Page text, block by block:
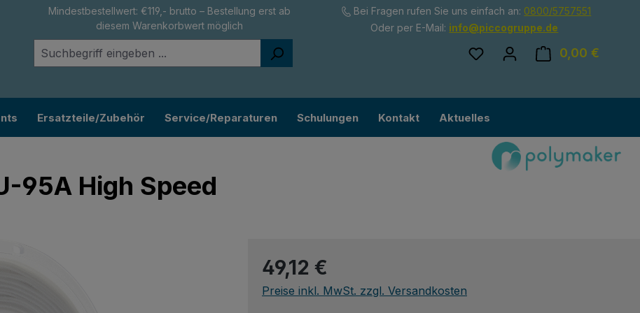
Mindestbestellwert: €119,- brutto – Bestellung erst ab
diesem Warenkorbwert möglich
Bei Fragen rufen Sie uns einfach an: 0800/5757551
Oder per E-Mail: info@piccogruppe.de
Du hast 0 Produkte auf
0,00 €
Ersatzteile/Zubehör Service/Reparaturen Schulungen Kontakt Aktuelles
95A High Speed
Regulärer Preis:
49,12 €
Preise inkl. MwSt. zzgl. Versandkosten